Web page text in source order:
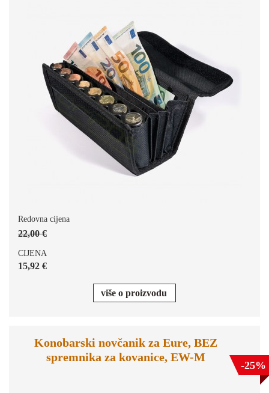
Redovna cijena
22,00 €
CIJENA
15,92 €
više o proizvodu
Konobarski novčanik za Eure, BEZ
spremnika za kovanice, EW-M
-25%